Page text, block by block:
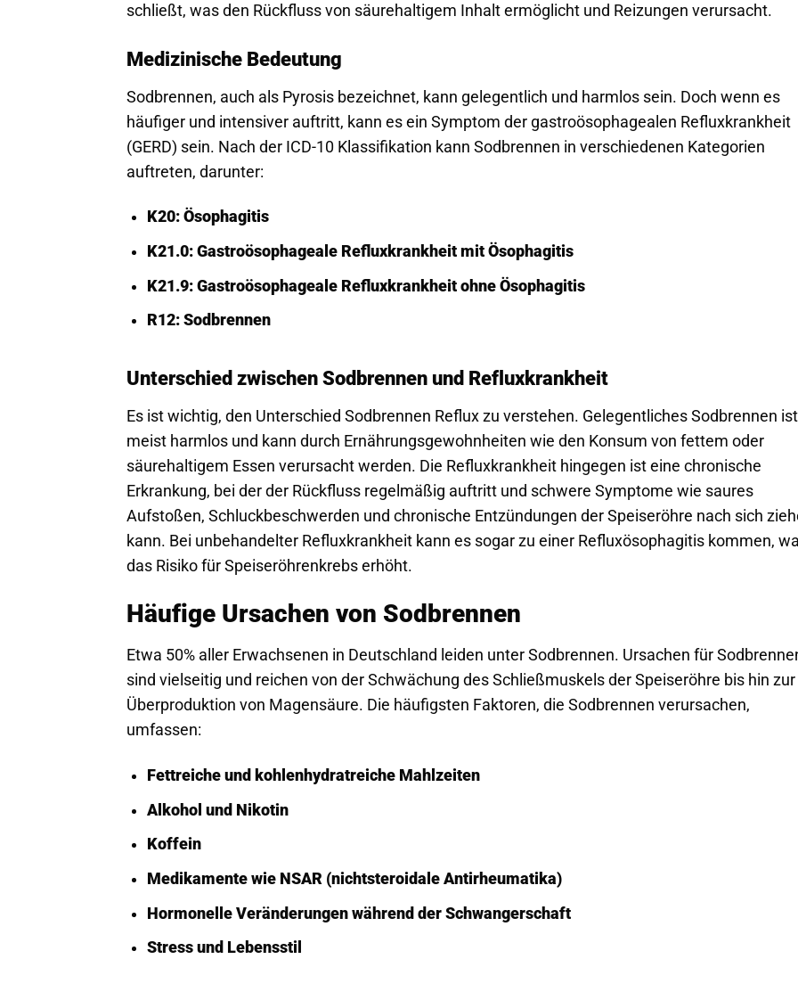
schließt, was den Rückfluss von säurehaltigem Inhalt ermöglicht und Reizungen verursacht.
Medizinische Bedeutung
Sodbrennen, auch als Pyrosis bezeichnet, kann gelegentlich und harmlos sein. Doch wenn es
häufiger und intensiver auftritt, kann es ein Symptom der gastroösophagealen Refluxkrankheit
(GERD) sein. Nach der ICD-10 Klassifikation kann Sodbrennen in verschiedenen Kategorien
auftreten, darunter:
K20: Ösophagitis
K21.0: Gastroösophageale Refluxkrankheit mit Ösophagitis
K21.9: Gastroösophageale Refluxkrankheit ohne Ösophagitis
R12: Sodbrennen
Unterschied zwischen Sodbrennen und Refluxkrankheit
Es ist wichtig, den Unterschied Sodbrennen Reflux zu verstehen. Gelegentliches Sodbrennen ist
meist harmlos und kann durch Ernährungsgewohnheiten wie den Konsum von fettem oder
säurehaltigem Essen verursacht werden. Die Refluxkrankheit hingegen ist eine chronische
Erkrankung, bei der der Rückfluss regelmäßig auftritt und schwere Symptome wie saures
Aufstoßen, Schluckbeschwerden und chronische Entzündungen der Speiseröhre nach sich
kann. Bei unbehandelter Refluxkrankheit kann es sogar zu einer Refluxösophagitis kommen,
das Risiko für Speiseröhrenkrebs erhöht.
Häufige Ursachen von Sodbrennen
Etwa 50% aller Erwachsenen in Deutschland leiden unter Sodbrennen. Ursachen für
sind vielseitig und reichen von der Schwächung des Schließmuskels der Speiseröhre bis hin zur
Überproduktion von Magensäure. Die häufigsten Faktoren, die Sodbrennen verursachen,
umfassen:
Fettreiche und kohlenhydratreiche Mahlzeiten
Alkohol und Nikotin
Koffein
Medikamente wie NSAR (nichtsteroidale Antirheumatika)
Hormonelle Veränderungen während der Schwangerschaft
Stress und Lebensstil